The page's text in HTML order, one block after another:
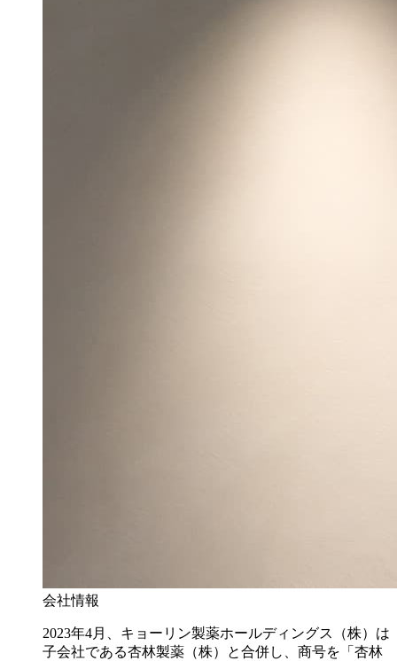
会社情報
2023年4月、キョーリン製薬ホールディングス（株）は
子会社である杏林製薬（株）と合併し、商号を「杏林